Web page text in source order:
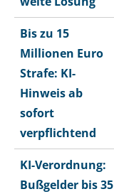
Bis zu 15
Millionen Euro
Strafe: KI-
Hinweis ab
sofort
verpflichtend
KI-Verordnung:
Bußgelder bis 35